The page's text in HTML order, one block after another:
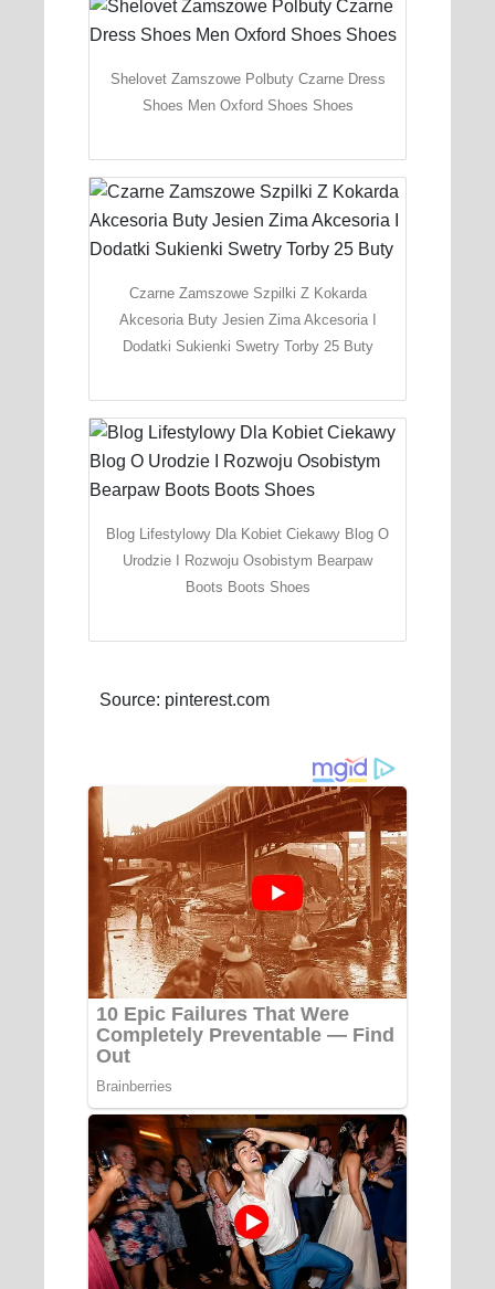
Shelovet Zamszowe Polbuty Czarne Dress
Shoes Men Oxford Shoes Shoes
Czarne Zamszowe Szpilki Z Kokarda
Akcesoria Buty Jesien Zima Akcesoria I
Dodatki Sukienki Swetry Torby 25 Buty
Blog Lifestylowy Dla Kobiet Ciekawy Blog O
Urodzie I Rozwoju Osobistym Bearpaw
Boots Boots Shoes
Source: pinterest.com